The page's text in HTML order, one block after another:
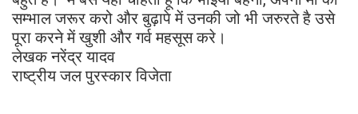
सम्भाल जरूर करो और बुढ़ापे में उनकी जो भी जरुरते है उसे
पूरा करने में खुशी और गर्व महसूस करे।
लेखक नरेंद्र यादव
राष्ट्रीय जल पुरस्कार विजेता